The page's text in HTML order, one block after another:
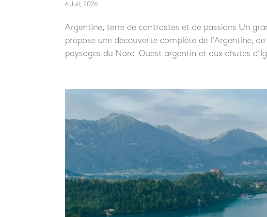
6 Juil, 2026
Argentine, terre de contrastes et de passions Un
propose une découverte complète de l’Argentine,
paysages du Nord-Ouest argentin et aux chutes